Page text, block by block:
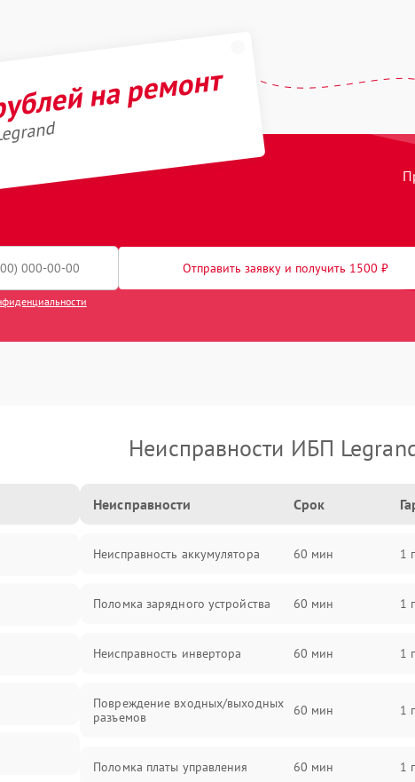
на ремонт
Отправить заявку и получить 1500 ₽
Неисправности ИБП
Неисправности Срок
Неисправность аккумулятора 60 мин 1
Поломка зарядного устройства 60 мин 1
Неисправность инвертора 60 мин 1
Повреждение входных/выходных
разъемов
60 мин 1
Поломка платы управления 60 мин 1